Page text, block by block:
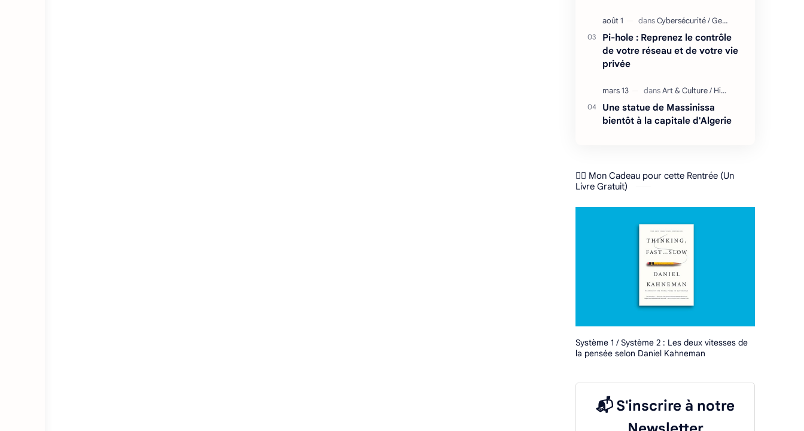
Pi-hole : Reprenez le contrôle
de votre réseau et de votre vie
privée
Une statue de Massinissa
bientôt à la capitale d'Algerie
❤️‍🔥 Mon Cadeau pour cette Rentrée (Un
Livre Gratuit)
Système 1 / Système 2 : Les deux vitesses de
la pensée selon Daniel Kahneman
📬 S'inscrire à notre